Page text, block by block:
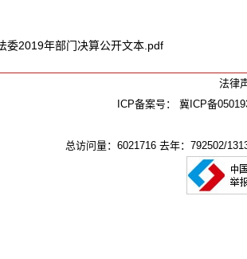
委2019年部门决算公开文本.pdf
法律
ICP备案号：
冀ICP备
总访问量：6021716 去年：792502/